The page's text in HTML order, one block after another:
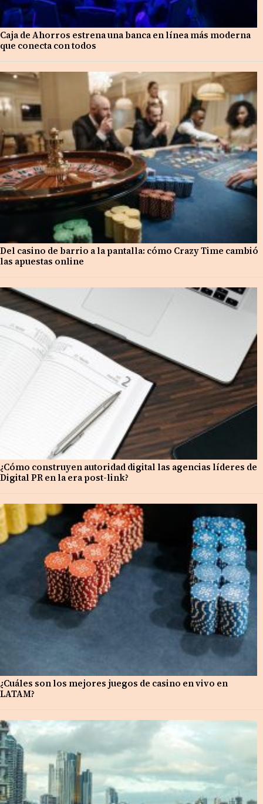
Caja de Ahorros estrena una banca en línea más moderna
que conecta con todos
Del casino de barrio a la pantalla: cómo Crazy Time cambió
las apuestas online
¿Cómo construyen autoridad digital las agencias líderes de
Digital PR en la era post-link?
¿Cuáles son los mejores juegos de casino en vivo en
LATAM?